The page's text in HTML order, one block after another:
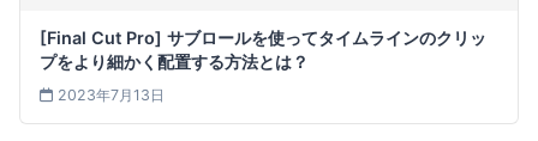
[Final Cut Pro] サブロールを使ってタイムラインのクリッ
プをより細かく配置する方法とは？
2023年7月13日